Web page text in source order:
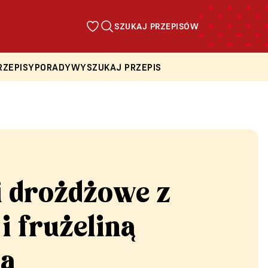
SZUKAJ PRZEPISÓW
PORADYWYSZUKAJ PRZEPIS
drożdżowe z
frużeliną